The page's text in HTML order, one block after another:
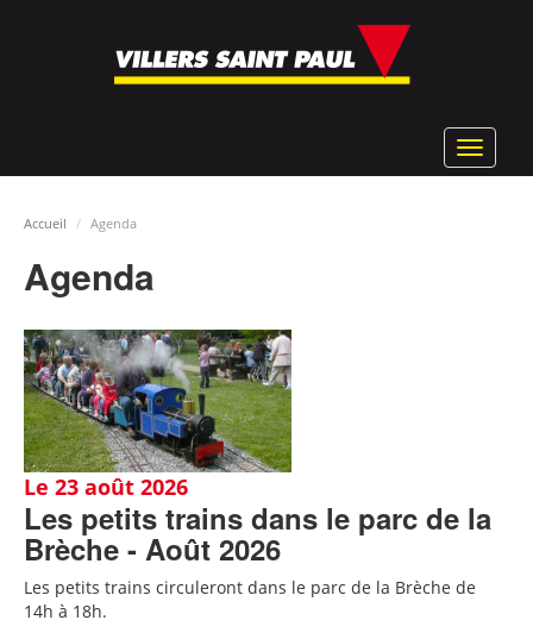
Toggle
Accueil Agenda
Agenda
Le 23 août 2026
Les petits trains dans le parc de la
Brèche - Août 2026
Les petits trains circuleront dans le parc de la Brèche de
14h à 18h.